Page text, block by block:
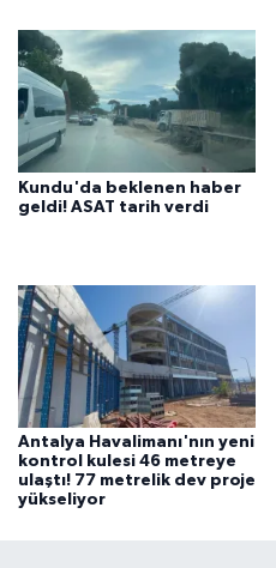
Kundu'da beklenen haber
geldi! ASAT tarih verdi
Antalya Havalimanı'nın yeni
kontrol kulesi 46 metreye
ulaştı! 77 metrelik dev proje
yükseliyor